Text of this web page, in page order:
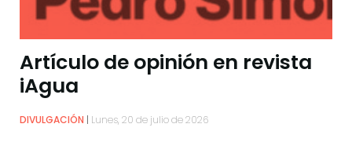
Artículo de opinión en revista
iAgua
DIVULGACIÓN Lunes, 20 de julio de 2026